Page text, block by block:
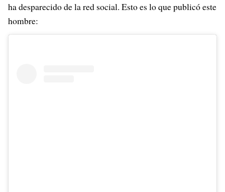
ha desparecido de la red social. Esto es lo que publicó este
hombre: